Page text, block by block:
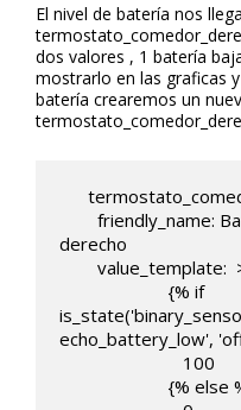
El nivel de batería nos
dos valores , 1 batería
mostrarlo en las graficas
batería crearemos un
derecho
echo_battery_low',